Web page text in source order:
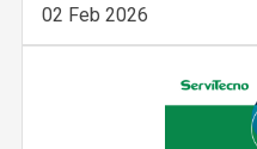
02 Feb 2026